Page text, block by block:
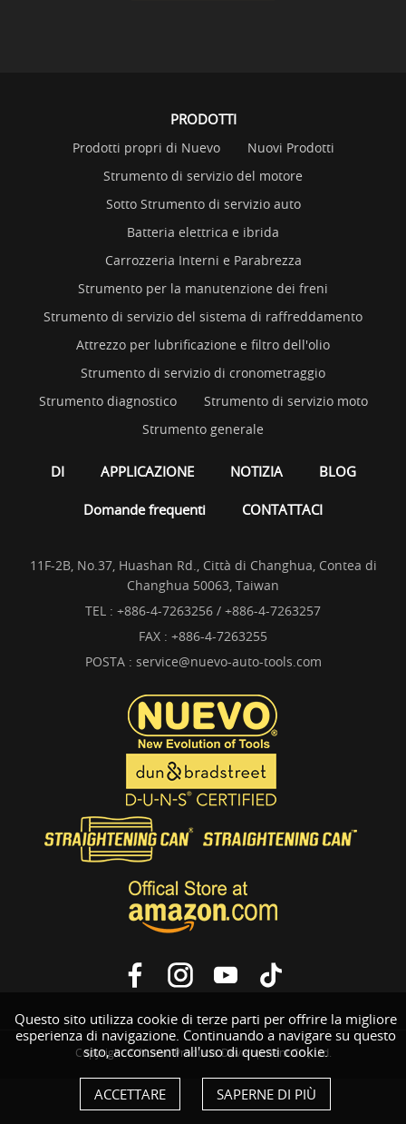
Questo sito utilizza cookie di terze parti per offrire la migliore
esperienza di navigazione. Continuando a navigare su questo
sito, acconsenti all'uso di questi cookie.
ACCETTARE SAPERNE DI PIÙ
PRODOTTI
Prodotti propri di Nuevo
Nuovi Prodotti
Strumento di servizio del motore
Sotto Strumento di servizio auto
Batteria elettrica e ibrida
Carrozzeria Interni e Parabrezza
Strumento per la manutenzione dei freni
Strumento di servizio del sistema di raffreddamento
Attrezzo per lubrificazione e filtro dell'olio
Strumento di servizio di cronometraggio
Strumento diagnostico
Strumento di servizio moto
Strumento generale
DI APPLICAZIONE NOTIZIA BLOG
Domande frequenti CONTATTACI
11F-2B, No.37, Huashan Rd., Città di Changhua, Contea di
Changhua 50063, Taiwan
TEL : +886-4-7263256 / +886-4-7263257
FAX : +886-4-7263255
POSTA : service@nuevo-auto-tools.com
Copyright © Nuevo Products Development Co., Ltd.